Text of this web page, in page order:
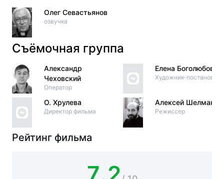
Олег Севастьянов
озвучка
Съёмочная группа
Александр
Чеховский
Оператор
О. Хрулева
Директор фильма
Елена Боголюбова
Художник-
Алексей Шелманов
Режиссер
Рейтинг фильма